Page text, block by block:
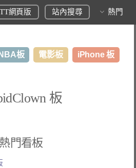
網頁版 站內搜尋 熱門
NBA板 電影板 iPhone 板
板
熱門看板